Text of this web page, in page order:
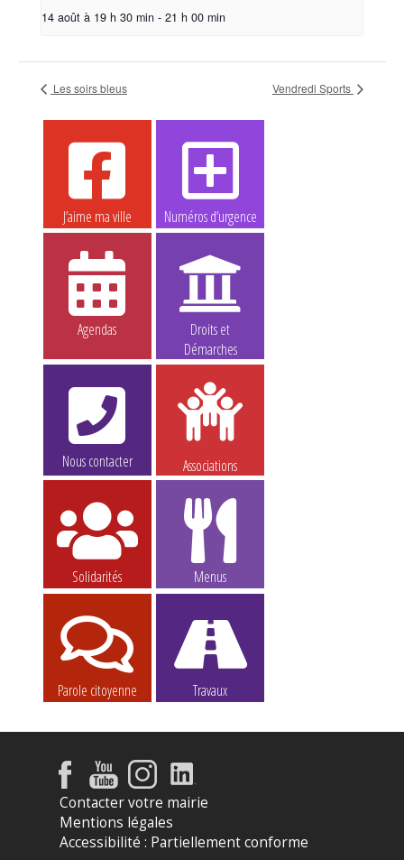
14 août à 19 h 30 min - 21 h 00 min
Les soirs bleus Vendredi Sports
J’aime ma ville Numéros d’urgence
Agendas
Droits et
Démarches
Nous contacter Associations
Solidarités Menus
Parole citoyenne Travaux
Contacter votre mairie
Mentions légales
Accessibilité : Partiellement conforme